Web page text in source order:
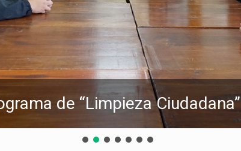
de “Limpieza Ciudadana”